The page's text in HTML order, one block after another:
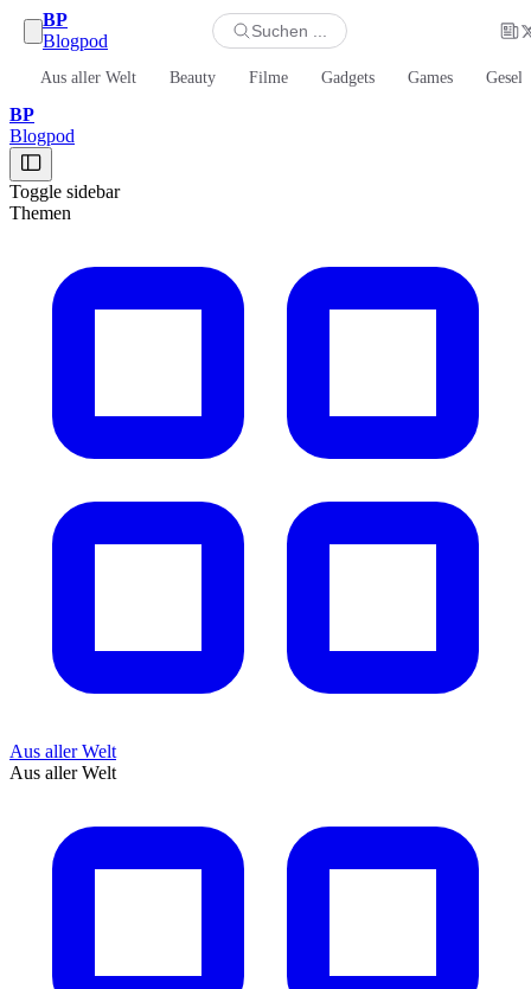
BP
Blogpod
Suchen ...
Aus aller Welt Beauty Filme Gadgets Games
BP
Blogpod
Toggle sidebar
Themen
Aus aller Welt
Aus aller Welt